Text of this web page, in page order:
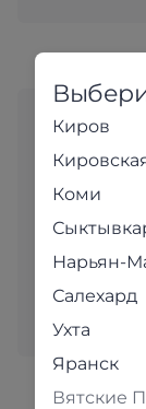
Любите
Адреса
вниманием
Приходите и
лично!
Киров
Коми
Нарьян-
Салехард
Ухта
Яранск
Вятские